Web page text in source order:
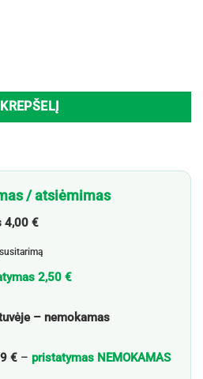
padėklas EH, 39,5x30 cm
/ atsiėmimas
4,00 €
2,50 €
– nemokamas
€ – pristatymas NEMOKAMAS